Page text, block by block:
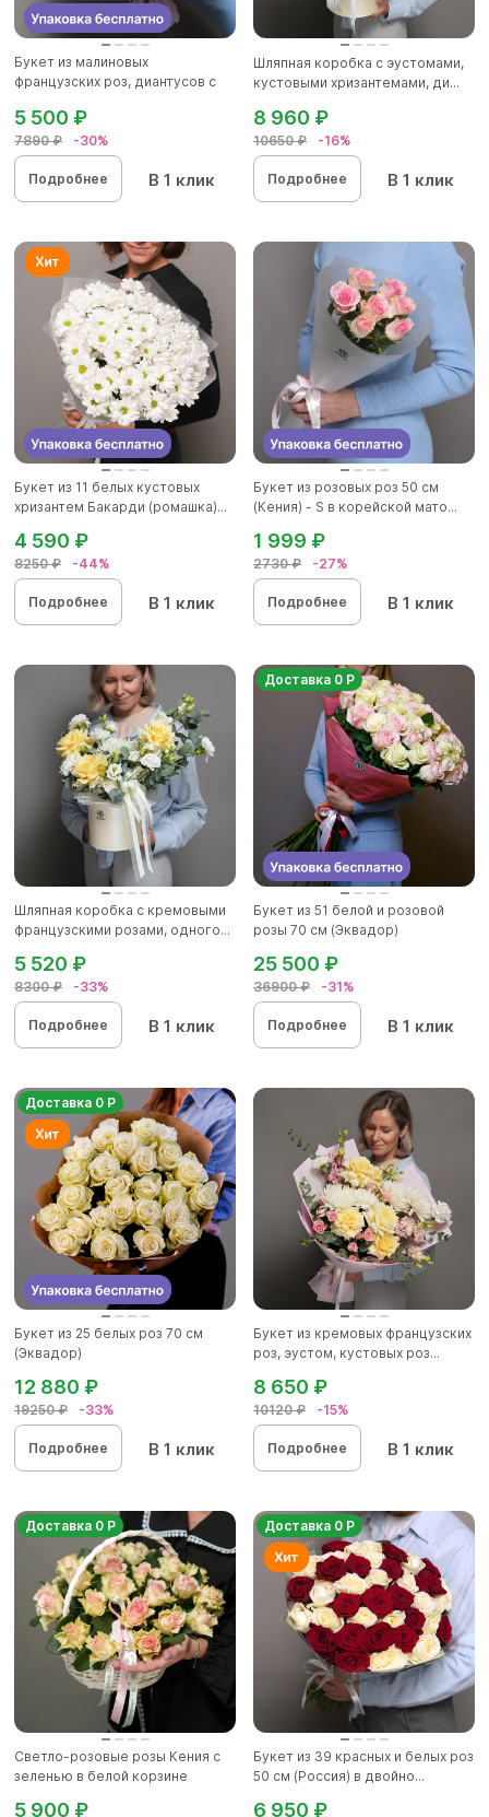
Букет из малиновых
французских роз, диантусов с
7890 ₽ -30%
5 500 ₽
Подробнее В 1 клик
Шляпная коробка с эустомами,
кустовыми хризантемами, ди...
10650 ₽ -16%
8 960 ₽
Подробнее В 1 клик
Букет из 11 белых кустовых
хризантем Бакарди (ромашка)...
8250 ₽ -44%
4 590 ₽
Подробнее В 1 клик
Букет из розовых роз 50 см
(Кения) - S в корейской мато...
2730 ₽ -27%
1 999 ₽
Подробнее В 1 клик
Шляпная коробка с кремовыми
французскими розами, одного...
8300 ₽ -33%
5 520 ₽
Подробнее В 1 клик
Доставка 0 Р
Букет из 51 белой и розовой
розы 70 см (Эквадор)
36900 ₽ -31%
25 500 ₽
Подробнее В 1 клик
Доставка 0 Р
Букет из 25 белых роз 70 см
(Эквадор)
19250 ₽ -33%
12 880 ₽
Подробнее В 1 клик
Букет из кремовых французских
роз, эустом, кустовых роз...
10120 ₽ -15%
8 650 ₽
Подробнее В 1 клик
Доставка 0 Р
Светло-розовые розы Кения с
зеленью в белой корзине
5 900 ₽
Доставка 0 Р
Букет из 39 красных и белых роз
50 см (Россия) в двойно...
6 950 ₽